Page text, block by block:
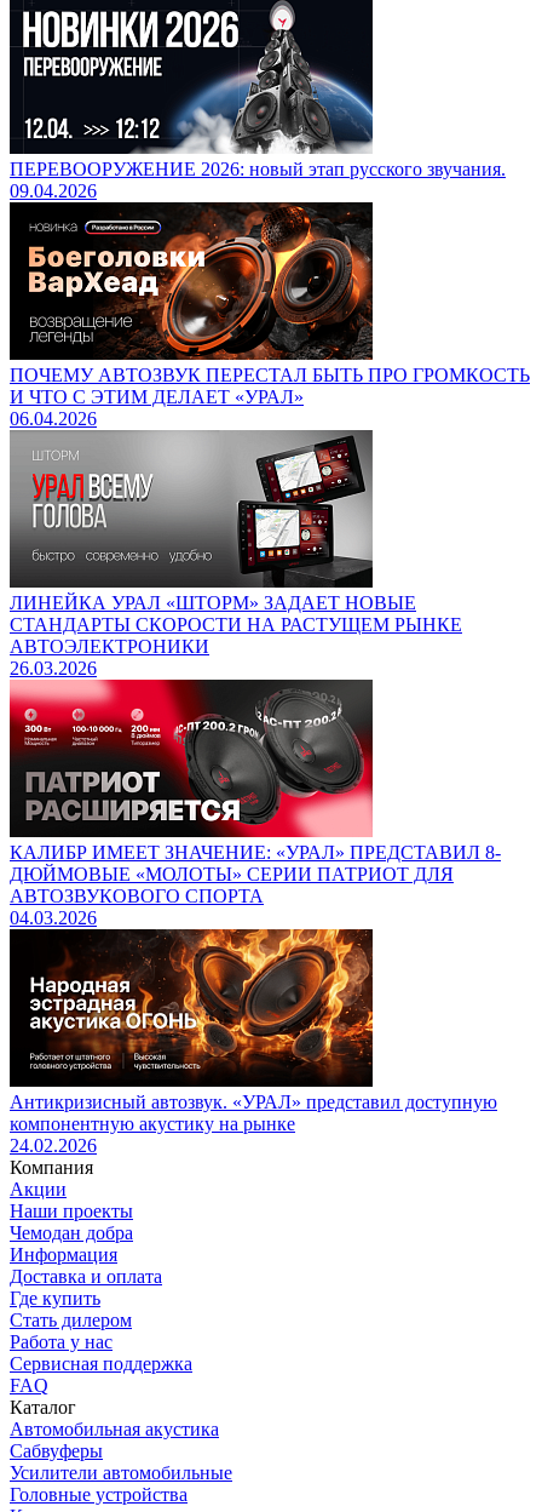
ПЕРЕВООРУЖЕНИЕ 2026: новый этап русского звучания.
09.04.2026
ПОЧЕМУ АВТОЗВУК ПЕРЕСТАЛ БЫТЬ ПРО ГРОМКОСТЬ
И ЧТО С ЭТИМ ДЕЛАЕТ «УРАЛ»
06.04.2026
ЛИНЕЙКА УРАЛ «ШТОРМ» ЗАДАЕТ НОВЫЕ
СТАНДАРТЫ СКОРОСТИ НА РАСТУЩЕМ РЫНКЕ
АВТОЭЛЕКТРОНИКИ
26.03.2026
КАЛИБР ИМЕЕТ ЗНАЧЕНИЕ: «УРАЛ» ПРЕДСТАВИЛ 8-
ДЮЙМОВЫЕ «МОЛОТЫ» СЕРИИ ПАТРИОТ ДЛЯ
АВТОЗВУКОВОГО СПОРТА
04.03.2026
Антикризисный автозвук. «УРАЛ» представил доступную
компонентную акустику на рынке
24.02.2026
Компания
Акции
Наши проекты
Чемодан добра
Информация
Доставка и оплата
Где купить
Стать дилером
Работа у нас
Сервисная поддержка
FAQ
Каталог
Автомобильная акустика
Сабвуферы
Усилители автомобильные
Головные устройства